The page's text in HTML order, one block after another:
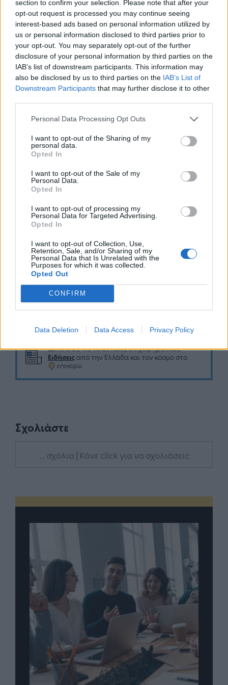
section to confirm your selection. Please note that after your
opt-out request is processed you may continue seeing
interest-based ads based on personal information utilized by
us or personal information disclosed to third parties prior to
your opt-out. You may separately opt-out of the further
disclosure of your personal information by third parties on the
IAB’s list of downstream participants. This information may
also be disclosed by us to third parties on the IAB’s List of
Downstream Participants that may further disclose it to other
Personal Data Processing Opt Outs
I want to opt-out of the Sharing of my
personal data.
Opted In
I want to opt-out of the Sale of my
Personal Data.
Opted In
I want to opt-out of processing my
Personal Data for Targeted Advertising.
Opted In
I want to opt-out of Collection, Use,
Retention, Sale, and/or Sharing of my
Personal Data that Is Unrelated with the
Purposes for which it was collected.
Opted Out
CONFIRM
Data Deletion Data Access Privacy Policy
προσφέρει είναι εντελώς νέα/ες για όλους τους
πελάτες στους οποίους (θα) απευθύνονται
υποχωρεί στο 13,1% και είναι χαμηλότερο του
μέσου όρου των χωρών καινοτομίας (16,7%) αλλά
και του συνολικού μέσου όρου των χωρών του
GEM (17,2%). Ταυτόχρονα, σχεδόν οι μισοί
επιχειρηματίες αρχικών σταδίων παραδέχονται
υπόλοιπη Ευρώπη.
Ο εξαγωγικός προσανατολισμός φαίνεται να
ενισχύεται ελαφρώς σε σχέση με πέρυσι
που δύο στις πέντε επιχειρήσεις συνεχίζουν να
συναλλάσσονται μόνο με εγχώριους πελάτες, ένα
τουλάχιστον τα ¾ των πελατών να βρίσκονται
εκτός συνόρων.
και μάθετε πρώτοι όλα τα επιχειρηματικά νέα
Δείτε όλες τις τελευταίες επιχειρηματικές
Ειδήσεις από την Ελλάδα και τον κόσμο στο
Σχολιάστε
... σχόλια | Κάνε click για να σχολιάσεις